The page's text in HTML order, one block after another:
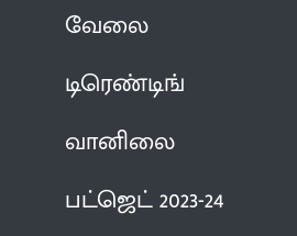
வேலை
டிரெண்டிங்
வானிலை
பட்ஜெட் 2023-24